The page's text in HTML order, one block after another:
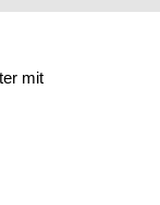
mit